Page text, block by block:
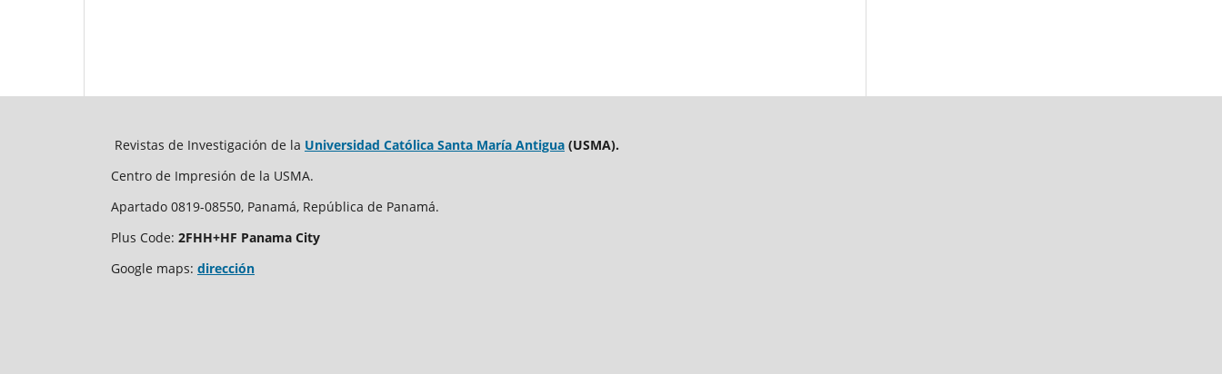
Revistas de Investigación de la Universidad Católica Santa María Antigua (USMA).
Centro de Impresión de la USMA.
Apartado 0819-08550, Panamá, República de Panamá.
Plus Code: 2FHH+HF Panama City
Google maps: dirección